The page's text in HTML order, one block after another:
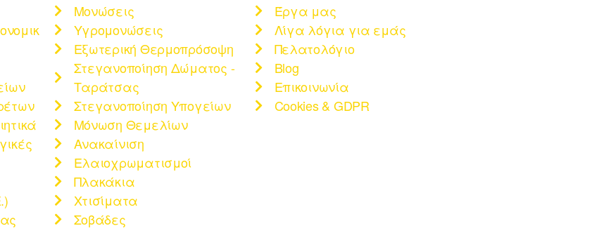
Μονώσεις
Υγρομονώσεις
Εξωτερική Θερμοπρόσοψη
Στεγανοποίηση Δώματος -
Ταράτσας
Στεγανοποίηση Υπογείων
Μόνωση Θεμελίων
Ανακαίνιση
Ελαιοχρωματισμοί
Πλακάκια
Χτισίματα
Σοβάδες
Έργα μας
Λίγα λόγια για εμάς
Πελατολόγιο
Blog
Επικοινωνία
Cookies & GDPR